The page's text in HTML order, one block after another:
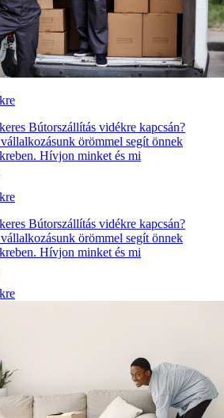
Bútorszállítás vidékre kapcsán?
örömmel segít önnek
Hívjon minket és mi
Bútorszállítás vidékre kapcsán?
örömmel segít önnek
Hívjon minket és mi